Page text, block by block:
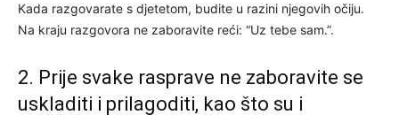
Kada razgovarate s djetetom, budite u razini njegovih očiju.
Na kraju razgovora ne zaboravite reći: “Uz tebe sam.”.
2. Prije svake rasprave ne zaboravite se
uskladiti i prilagoditi, kao što su i